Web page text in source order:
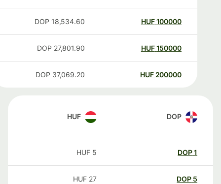
100000
HUF
18,534.60
DOP
150000
HUF
27,801.90
DOP
200000
HUF
37,069.20
DOP
DOP
HUF
DOP
HUF
DOP
HUF